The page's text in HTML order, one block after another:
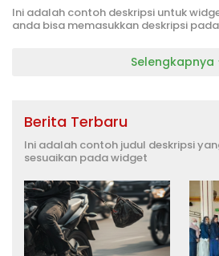
Ini adalah contoh deskripsi untuk
anda bisa memasukkan deskripsi
Selengkapnya
Berita Terbaru
Ini adalah contoh judul deskripsi
sesuaikan pada widget